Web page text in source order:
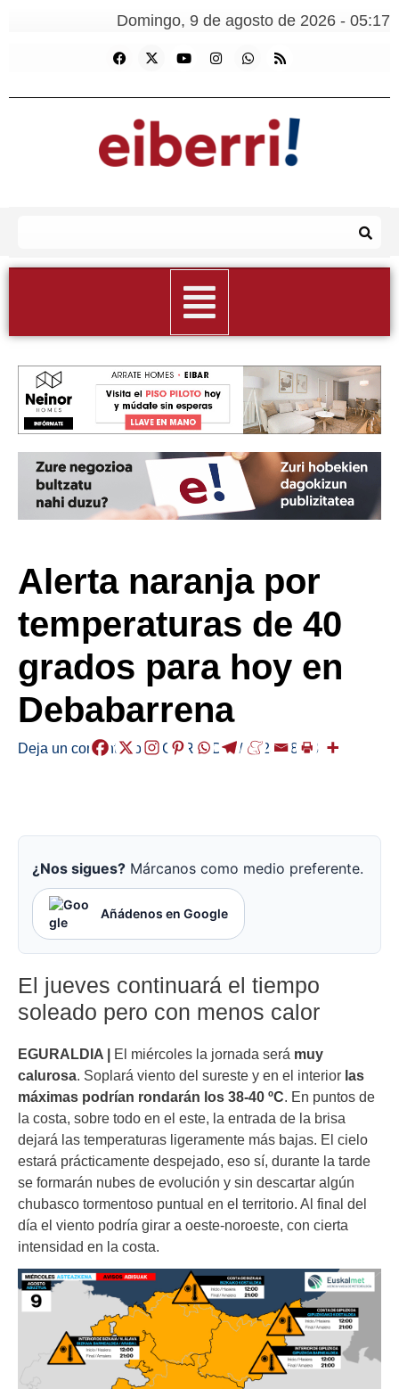
Domingo, 9 de agosto de 2026 - 05:17
Alerta naranja por
temperaturas de 40
grados para hoy en
Debabarrena
Deja un comentario /EGURALDIA/ 2023-08-08
¿Nos sigues? Márcanos como medio preferente.
Añádenos en Google
El jueves continuará el tiempo
soleado pero con menos calor
EGURALDIA | El miércoles la jornada será muy
calurosa. Soplará viento del sureste y en el interior las
máximas podrían rondarán los 38-40 ºC. En puntos de
la costa, sobre todo en el este, la entrada de la brisa
dejará las temperaturas ligeramente más bajas. El cielo
estará prácticamente despejado, eso sí, durante la tarde
se formarán nubes de evolución y sin descartar algún
chubasco tormentoso puntual en el territorio. Al final del
día el viento podría girar a oeste-noroeste, con cierta
intensidad en la costa.